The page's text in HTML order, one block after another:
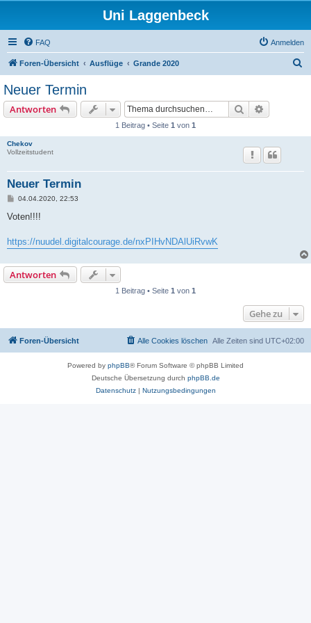
Uni Laggenbeck
FAQ Anmelden
Foren-Übersicht Ausflüge Grande 2020
Neuer Termin
Antworten Suche
1 Beitrag • Seite 1 von 1
Chekov
Vollzeitstudent
Neuer Termin
B
i
a
g
04.04.2020, 22:53
Voten!!!!
https://nuudel.digitalcourage.de/nxPIHvNDAlUiRvwK
Antworten
1 Beitrag • Seite 1 von 1
Gehe zu
Foren-Übersicht Alle Zeiten sind UTC+02:00
Alle Cookies löschen
Powered by phpBB® Forum Software © phpBB Limited
Deutsche Übersetzung durch phpBB.de
Datenschutz| Nutzungsbedingungen